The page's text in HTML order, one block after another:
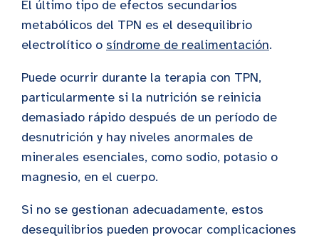
El último tipo de efectos secundarios
metabólicos del TPN es el desequilibrio
electrolítico o síndrome de realimentación.
Puede ocurrir durante la terapia con TPN,
particularmente si la nutrición se reinicia
demasiado rápido después de un período de
desnutrición y hay niveles anormales de
minerales esenciales, como sodio, potasio o
magnesio, en el cuerpo.
Si no se gestionan adecuadamente, estos
desequilibrios pueden provocar complicaciones